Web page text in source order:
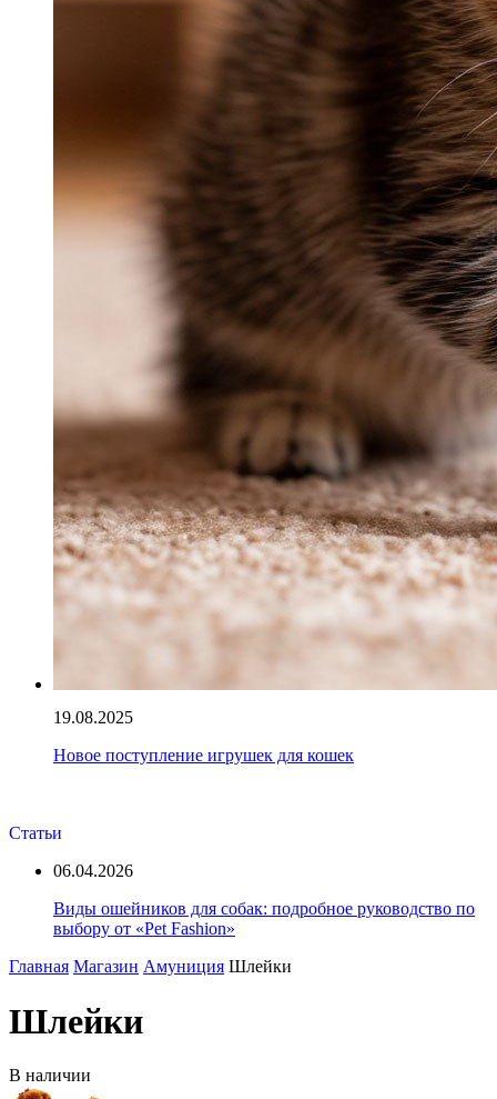
19.08.2025
Новое поступление игрушек для кошек
Статьи
06.04.2026
Виды ошейников для собак: подробное руководство по
выбору от «Pet Fashion»
Главная Магазин Амуниция Шлейки
Шлейки
В наличии